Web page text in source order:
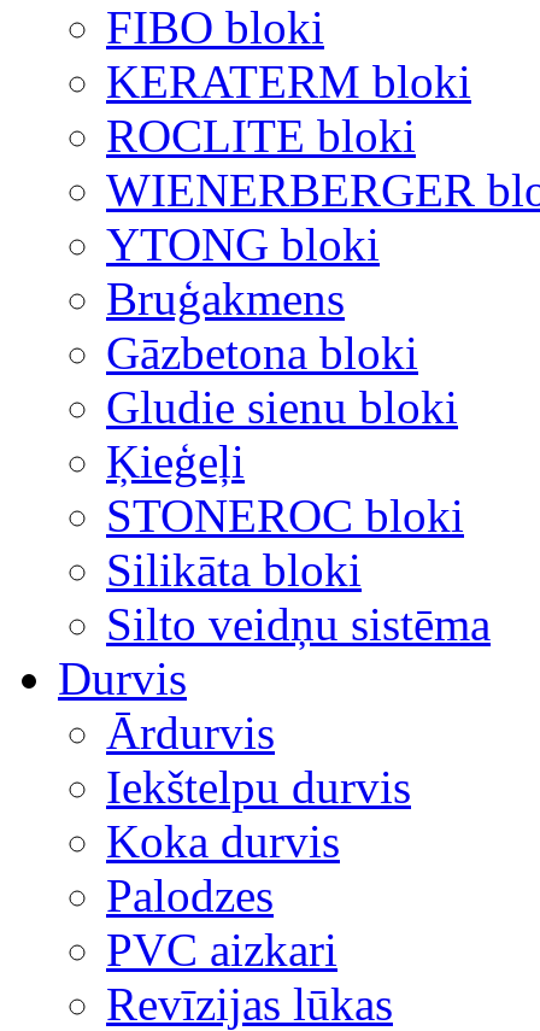
FIBO bloki
KERATERM bloki
ROCLITE bloki
WIENERBERGER
YTONG bloki
Bruģakmens
Gāzbetona bloki
Gludie sienu bloki
Ķieģeļi
STONEROC bloki
Silikāta bloki
Silto veidņu sistēma
Durvis
Ārdurvis
Iekštelpu durvis
Koka durvis
Palodzes
PVC aizkari
Revīzijas lūkas